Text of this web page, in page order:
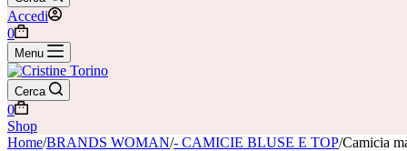
Accedi
Carrello
0
Menu
Cerca
Carrello
0
Shop
Home/BRANDS WOMAN/- CAMICIE BLUSE E TOP/Camicia